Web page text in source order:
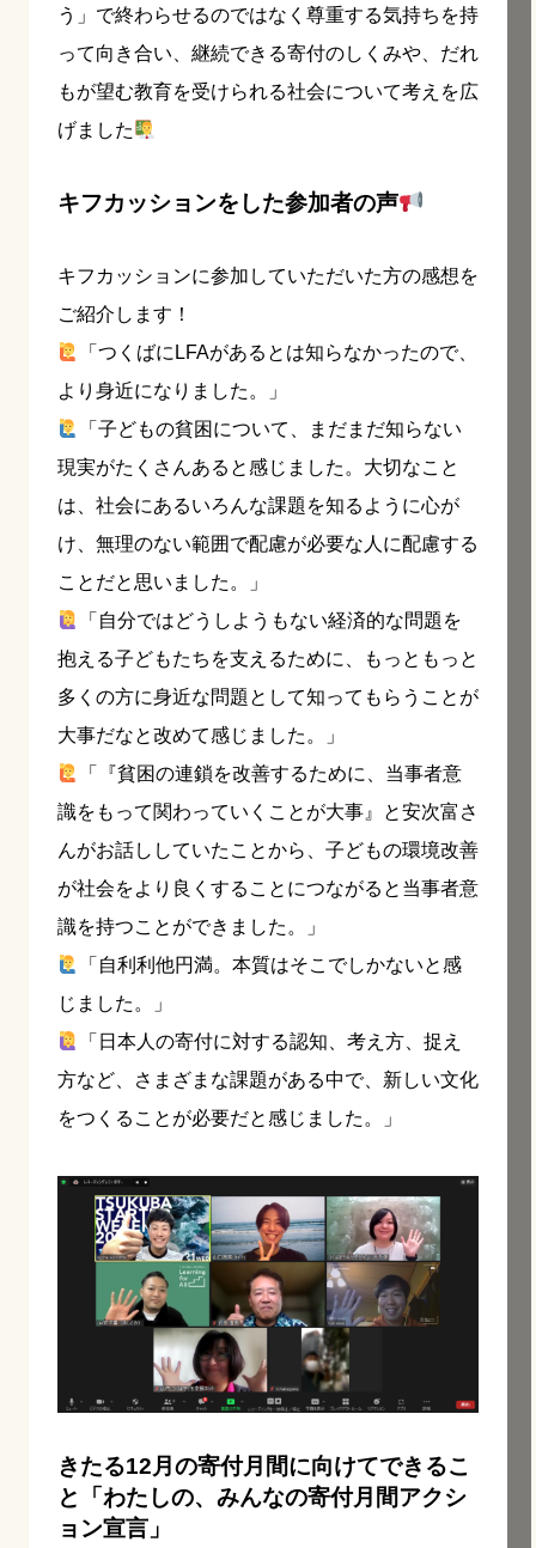
う」で終わらせるのではなく尊重する気持ちを持
って向き合い、継続できる寄付のしくみや、だれ
もが望む教育を受けられる社会について考えを広
げました
キフカッションをした参加者の声
キフカッションに参加していただいた方の感想を
ご紹介します！
「つくばにLFAがあるとは知らなかったので、
より身近になりました。」
「子どもの貧困について、まだまだ知らない
現実がたくさんあると感じました。大切なこと
は、社会にあるいろんな課題を知るように心が
け、無理のない範囲で配慮が必要な人に配慮する
ことだと思いました。」
「自分ではどうしようもない経済的な問題を
抱える子どもたちを支えるために、もっともっと
多くの方に身近な問題として知ってもらうことが
大事だなと改めて感じました。」
「『貧困の連鎖を改善するために、当事者意
識をもって関わっていくことが大事』と安次富さ
んがお話ししていたことから、子どもの環境改善
が社会をより良くすることにつながると当事者意
識を持つことができました。」
「自利利他円満。本質はそこでしかないと感
じました。」
「日本人の寄付に対する認知、考え方、捉え
方など、さまざまな課題がある中で、新しい文化
をつくることが必要だと感じました。」
きたる12月の寄付月間に向けてできるこ
と「わたしの、みんなの寄付月間アクシ
ョン宣言」